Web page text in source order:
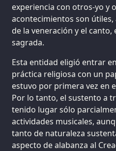
experiencia con otros-yo y
acontecimientos son útiles,
de la veneración y el
sagrada.
Esta entidad eligió entrar
práctica religiosa con un
estuvo por primera vez en
Por lo tanto, el sustento a
tenido lugar sólo
actividades musicales,
tanto de naturaleza
aspecto de alabanza al